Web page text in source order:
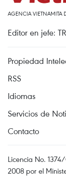
AGENCIA VIETNAMITA
Editor en jefe:
Propiedad
RSS
Idiomas
Servicios de
Contacto
Licencia No.
2008 por el